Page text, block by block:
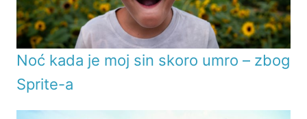
Noć kada je moj sin skoro umro – zbog
Sprite-a